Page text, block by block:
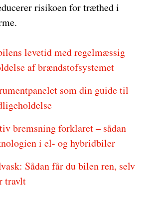
risikoen for træthed i
levetid med regelmæssig
af brændstofsystemet
som din guide til
bremsning forklaret – sådan
i el- og hybridbiler
Sådan får du bilen ren, selv
travlt